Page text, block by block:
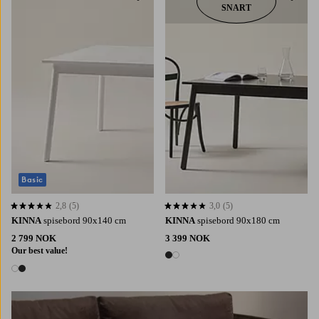
KINNA spisebord 90x140 cm
2 799 NOK
Our best value!
2 farger
2,8 basert på 5 karaktergivninger
2,8 (5)
Basic
KINNA spisebord 90x180 cm
3 399 NOK
2 farger
3,0 basert på 5 karaktergivninger
3,0 (5)
SNART